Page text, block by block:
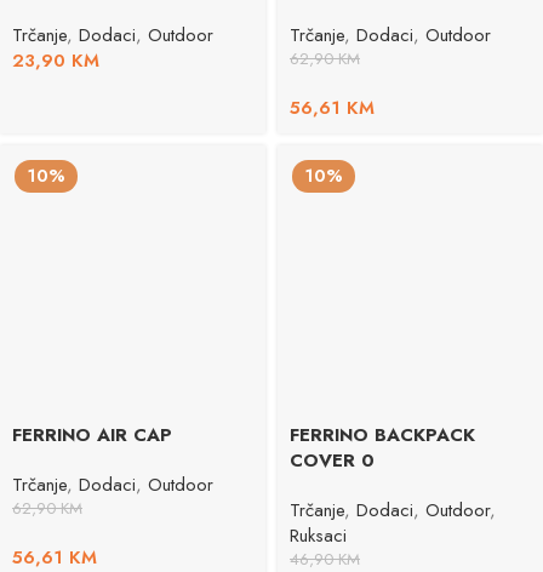
Trčanje, Dodaci, Outdoor
23,90 KM
Trčanje, Dodaci, Outdoor
62,90KM
56,61 KM
10%
FERRINO AIR CAP
Trčanje, Dodaci, Outdoor
62,90KM
56,61 KM
10%
FERRINO BACKPACK
COVER 0
Trčanje, Dodaci, Outdoor,
Ruksaci
46,90KM